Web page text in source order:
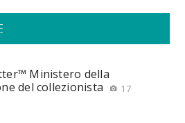
Ministero della
del collezionista
17